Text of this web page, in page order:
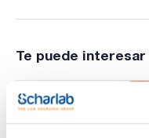
- Solub. en agua: (20 ºC):
ESPECIFICACIONES
identidad (IR-spectrum):
materia insoluble: pasa
max. absorbancia de
longitud de onda::
Te puede interesar